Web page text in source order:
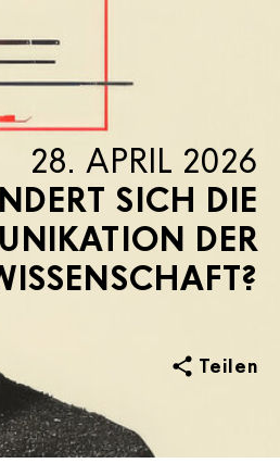
28. APRIL 2026
SICH DIE
DER
Teilen